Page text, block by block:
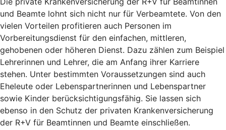
und Beamte lohnt sich nicht nur für Verbeamtete. Von den
vielen Vorteilen profitieren auch Personen im
Vorbereitungsdienst für den einfachen, mittleren,
gehobenen oder höheren Dienst. Dazu zählen zum Beispiel
Lehrerinnen und Lehrer, die am Anfang ihrer Karriere
stehen. Unter bestimmten Voraussetzungen sind auch
Eheleute oder Lebenspartnerinnen und Lebenspartner
sowie Kinder berücksichtigungsfähig. Sie lassen sich
ebenso in den Schutz der privaten Krankenversicherung
der R+V für Beamtinnen und Beamte einschließen.